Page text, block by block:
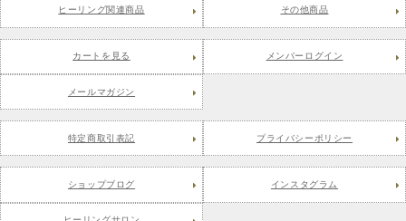
ヒーリング関連商品 その他商品
カートを見る メンバーログイン
メールマガジン
特定商取引表記 プライバシーポリシー
ショップブログ インスタグラム